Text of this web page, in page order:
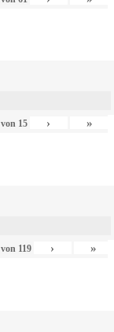
von 15 › »
von 119 › »